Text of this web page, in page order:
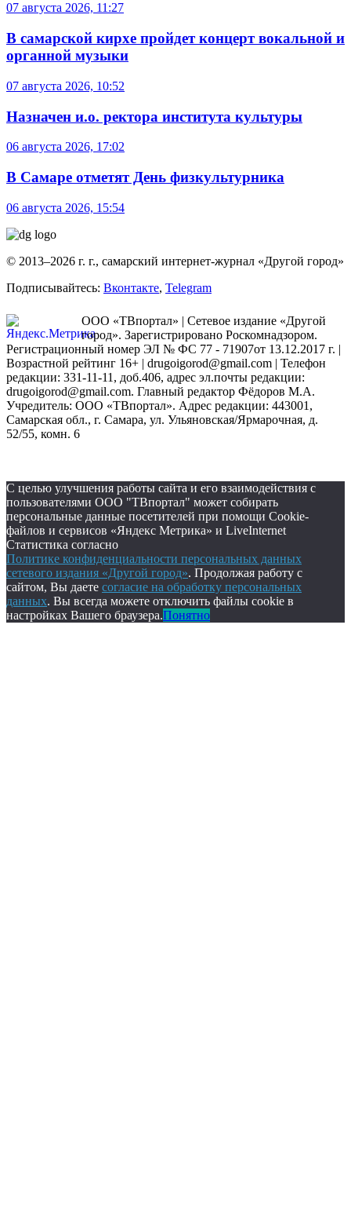
07 августа 2026, 11:27
В самарской кирхе пройдет концерт вокальной и
органной музыки
07 августа 2026, 10:52
Назначен и.о. ректора института культуры
06 августа 2026, 17:02
В Самаре отметят День физкультурника
06 августа 2026, 15:54
© 2013–2026 г. г., самарский интернет-журнал «Другой город»
Подписывайтесь: Вконтакте, Telegram
ООО «ТВпортал» | Сетевое издание «Другой
город». Зарегистрировано Роскомнадзором.
Регистрационный номер ЭЛ № ФС 77 - 71907от 13.12.2017 г. |
Возрастной рейтинг 16+ | drugoigorod@gmail.com | Телефон
редакции: 331-11-11, доб.406, адрес эл.почты редакции:
drugoigorod@gmail.com. Главный редактор Фёдоров М.А.
Учредитель: ООО «ТВпортал». Адрес редакции: 443001,
Самарская обл., г. Самара, ул. Ульяновская/Ярмарочная, д.
52/55, комн. 6
С целью улучшения работы сайта и его взаимодействия с
пользователями ООО "ТВпортал" может собирать
персональные данные посетителей при помощи Cookie-
файлов и сервисов «Яндекс Метрика» и LiveInternet
Статистика согласно
Политике конфиденциальности персональных данных
сетевого издания «Другой город». Продолжая работу с
сайтом, Вы даете согласие на обработку персональных
данных. Вы всегда можете отключить файлы cookie в
настройках Вашего браузера.Понятно